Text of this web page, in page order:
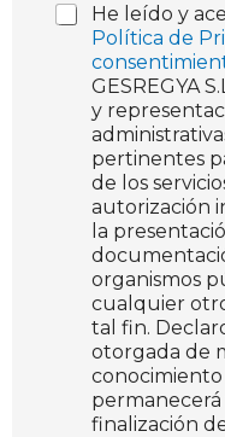
He leído y
Política de
GESREGYA
y
pertinentes
de los
autorización
la
organismos
cualquier
tal fin.
otorgada de
finalización